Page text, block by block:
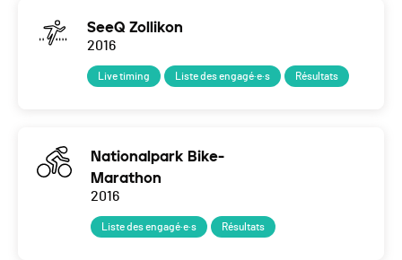
SeeQ Zollikon
2016
Live timing Liste des engagé·e·s Résultats
Nationalpark Bike-
Marathon
2016
Liste des engagé·e·s Résultats